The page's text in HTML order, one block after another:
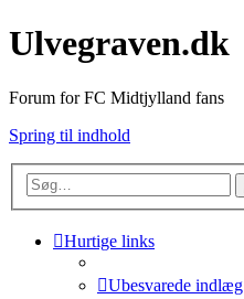
Ulvegraven.dk
Forum for FC Midtjylland fans
Spring til indhold
Hurtige links
Ubesvarede indlæg